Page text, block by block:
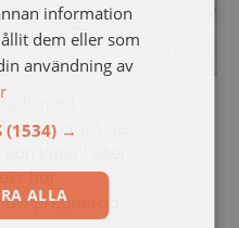
med
kontor på de
har
information
dem eller som
användning av
(1534) →
ALLA